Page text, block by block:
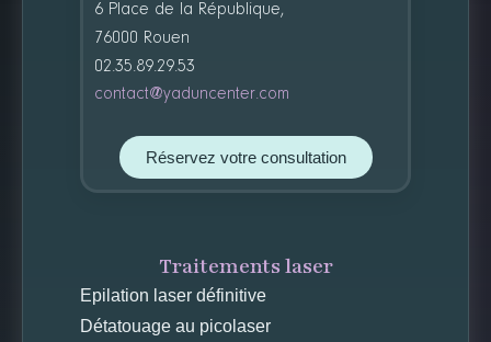
6 Place de la République,
76000 Rouen
02.35.89.29.53
contact@yaduncenter.com
Réservez votre consultation
Traitements laser
Epilation laser définitive
Détatouage au picolaser